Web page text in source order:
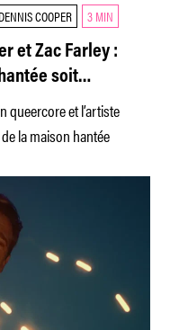
DENNIS COOPER 3 MIN
et Zac Farley :
soit
queercore et l’artiste
la maison hantée